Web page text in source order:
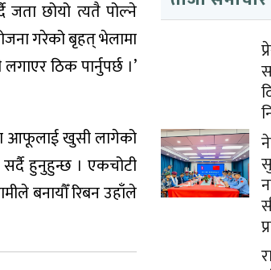
जता छोयो त्यतै पोल्ने
गरेको बृहत् भेलामा
ठिक पार्नुपर्छ ।’
आफूलाई खुसी लागेको
सर्दै हुनुहुन्छ । एकचोटी
बनायौँ रिबन उहाँले